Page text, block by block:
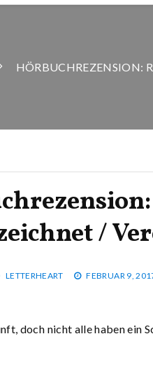
HÖRBUCHREZENSION:
/
LETTERHEART FEBRUAR 9,
doch nicht alle haben ein